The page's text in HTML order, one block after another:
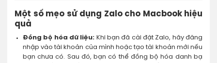
Một số mẹo sử dụng Zalo cho Macbook hiệu
quả
Đồng bộ hóa dữ liệu: Khi bạn đã cài đặt Zalo, hãy đăng
nhập vào tài khoản của mình hoặc tạo tài khoản mới nếu
bạn chưa có. Sau đó, bạn có thể đồng bộ hóa danh bạ